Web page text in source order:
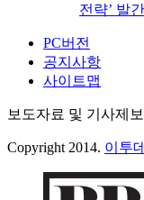
전략’ 발간
PC버전
공지사항
사이트맵
보도자료 및 기사제보
Copyright 2014. 이투